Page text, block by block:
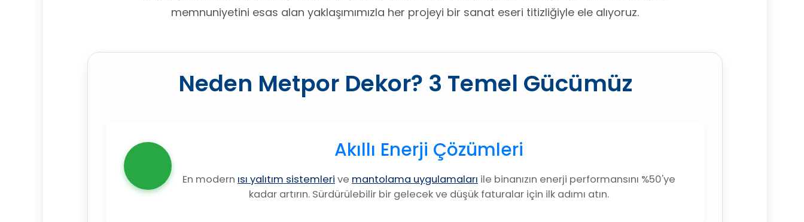
memnuniyetini esas alan yaklaşımımızla her projeyi bir sanat eseri titizliğiyle ele alıyoruz.
Neden Metpor Dekor? 3 Temel Gücümüz
Akıllı Enerji Çözümleri
En modern ısı yalıtım sistemleri ve mantolama uygulamaları ile binanızın enerji performansını %50'ye
kadar artırın. Sürdürülebilir bir gelecek ve düşük faturalar için ilk adımı atın.